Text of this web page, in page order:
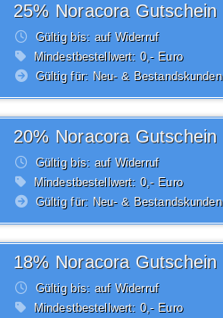
25% Noracora Gutschein
Gültig bis: auf Widerruf
Mindestbestellwert: 0,- Euro
Gültig für: Neu- & Bestandskunden
20% Noracora Gutschein
Gültig bis: auf Widerruf
Mindestbestellwert: 0,- Euro
Gültig für: Neu- & Bestandskunden
18% Noracora Gutschein
Gültig bis: auf Widerruf
Mindestbestellwert: 0,- Euro